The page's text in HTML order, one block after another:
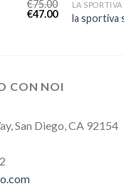
€75.00
€47.00
LA SPORTIVA
la sportiva
CON NOI
San Diego, CA 92154